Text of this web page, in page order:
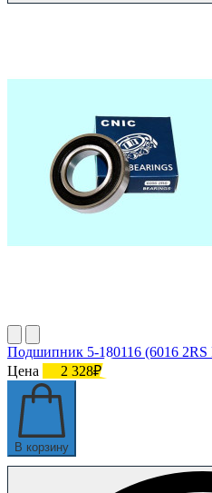
Подшипник 5-180116 (6016
Цена
2 328₽
В корзину